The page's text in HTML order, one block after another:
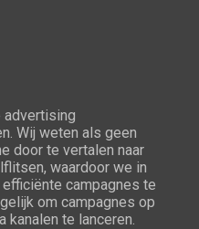
Wij weten als geen
door te vertalen naar
waardoor we in
campagnes te
om campagnes op
te lanceren.